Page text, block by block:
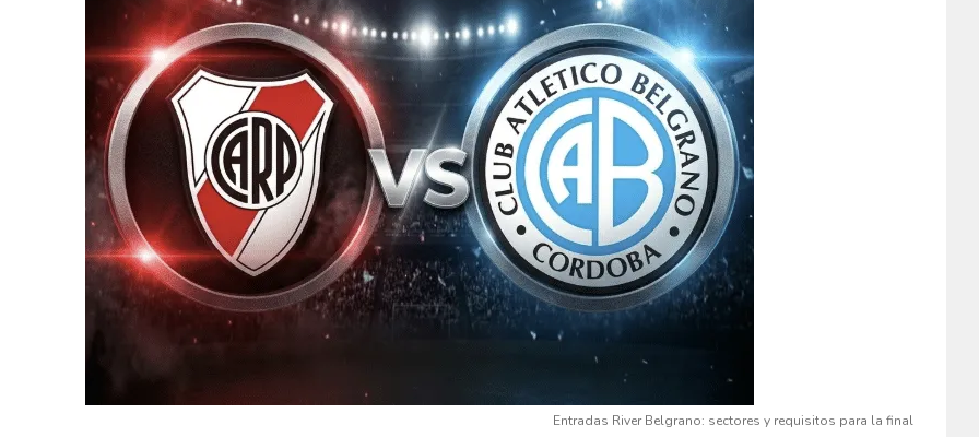
Entradas River Belgrano: sectores y requisitos para la final